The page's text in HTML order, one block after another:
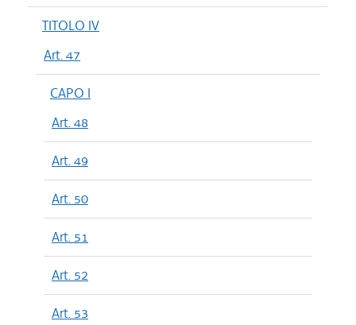
TITOLO IV
Art. 47
CAPO I
Art. 48
Art. 49
Art. 50
Art. 51
Art. 52
Art. 53